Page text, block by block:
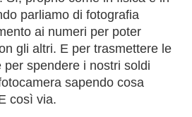
parliamo di fotografia
ai numeri per poter
gli altri. E per trasmettere le
spendere i nostri soldi
sapendo cosa
così via.